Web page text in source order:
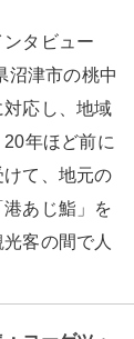
ンタビュー
沼津市の桃中
応し、地域
年ほど前に
て、地元の
あじ鮨」を
客の間で人